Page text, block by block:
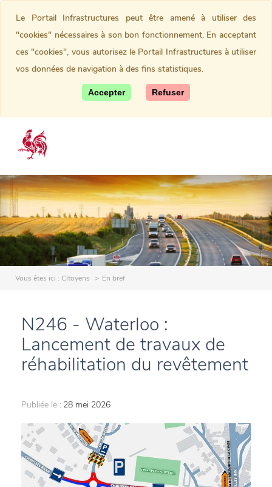
Vous êtes ici : Citoyens En bref
N246 - Waterloo :
Lancement de travaux de
réhabilitation du revêtement
Publiée le : 28 mei 2026
Le Portail Infrastructures peut être amené à utiliser des
"cookies" nécessaires à son bon fonctionnement. En acceptant
ces "cookies", vous autorisez le Portail Infrastructures à utiliser
vos données de navigation à des fins statistiques.
Accepter Refuser